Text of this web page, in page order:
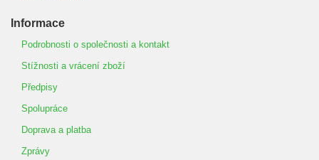
Informace
Podrobnosti o společnosti a kontakt
Stížnosti a vrácení zboží
Předpisy
Spolupráce
Doprava a platba
Zprávy